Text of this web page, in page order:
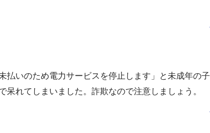
払いのため電力サービスを停止します」と未成年の子
呆れてしまいました。詐欺なので注意しましょう。